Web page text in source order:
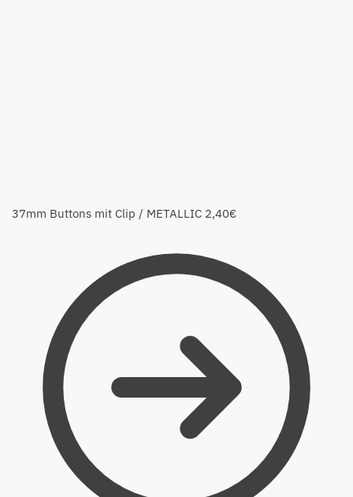
37mm Buttons mit Clip / METALLIC 2,40€